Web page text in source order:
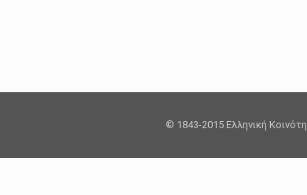
© 1843-2015 Ελληνική